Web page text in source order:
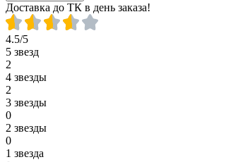
Доставка до ТК в день заказа!
4.5/5
5 звезд
2
4 звезды
2
3 звезды
0
2 звезды
0
1 звезда